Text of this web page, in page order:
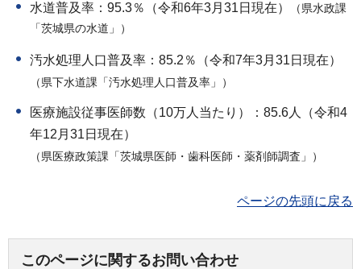
水道普及率：95.3％（令和6年3月31日現在） （県水政課
「茨城県の水道」）
汚水処理人口普及率：85.2％（令和7年3月31日現在）
（県下水道課「汚水処理人口普及率」）
医療施設従事医師数（10万人当たり）：85.6人（令和4
年12月31日現在）
（県医療政策課「茨城県医師・歯科医師・薬剤師調査」）
ページの先頭に戻る
このページに関するお問い合わせ